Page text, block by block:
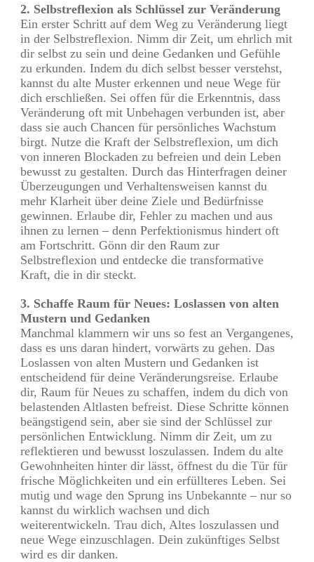
2. Selbstreflexion als Schlüssel zur Veränderung
Ein erster Schritt auf dem Weg zu Veränderung liegt
in der Selbstreflexion. Nimm dir Zeit, um ehrlich mit
dir selbst zu sein und deine Gedanken und Gefühle
zu erkunden. Indem du dich selbst besser verstehst,
kannst du alte Muster erkennen und neue Wege für
dich erschließen. Sei offen für die Erkenntnis, dass
Veränderung oft mit Unbehagen verbunden ist, aber
dass sie auch Chancen für persönliches Wachstum
birgt. Nutze die Kraft der Selbstreflexion, um dich
von inneren Blockaden zu befreien und dein Leben
bewusst zu gestalten. Durch das Hinterfragen deiner
Überzeugungen und Verhaltensweisen kannst du
mehr Klarheit über deine Ziele und Bedürfnisse
gewinnen. Erlaube dir, Fehler zu machen und aus
ihnen zu lernen – denn Perfektionismus hindert oft
am Fortschritt. Gönn dir den Raum zur
Selbstreflexion und entdecke die transformative
Kraft, die in dir steckt.
3. Schaffe Raum für Neues: Loslassen von alten
Mustern und Gedanken
Manchmal klammern wir uns so fest an Vergangenes,
dass es uns daran hindert, vorwärts zu gehen. Das
Loslassen von alten Mustern und Gedanken ist
entscheidend für deine Veränderungsreise. Erlaube
dir, Raum für Neues zu schaffen, indem du dich von
belastenden Altlasten befreist. Diese Schritte können
beängstigend sein, aber sie sind der Schlüssel zur
persönlichen Entwicklung. Nimm dir Zeit, um zu
reflektieren und bewusst loszulassen. Indem du alte
Gewohnheiten hinter dir lässt, öffnest du die Tür für
frische Möglichkeiten und ein erfüllteres Leben. Sei
mutig und wage den Sprung ins Unbekannte – nur so
kannst du wirklich wachsen und dich
weiterentwickeln. Trau dich, Altes loszulassen und
neue Wege einzuschlagen. Dein zukünftiges Selbst
wird es dir danken.